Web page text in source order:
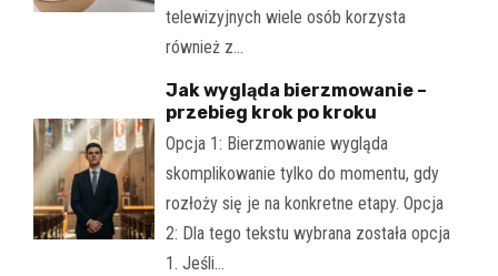
telewizyjnych wiele osób korzysta
również z…
Jak wygląda bierzmowanie –
przebieg krok po kroku
Opcja 1: Bierzmowanie wygląda
skomplikowanie tylko do momentu, gdy
rozłoży się je na konkretne etapy. Opcja
2: Dla tego tekstu wybrana została opcja
1. Jeśli…